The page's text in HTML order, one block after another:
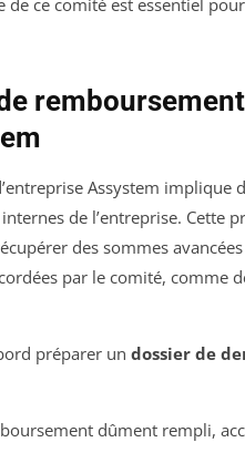
ce comité est essentiel pour
Assystem implique
de l’entreprise. Cette
des sommes
par le comité, comme
préparer un dossier de
dûment rempli,